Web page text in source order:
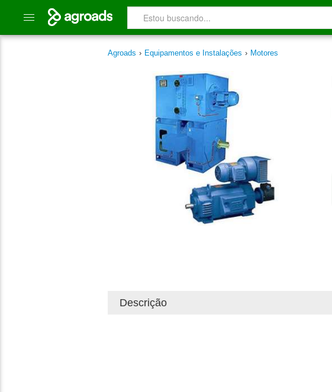
Agroads › Equipamentos e Instalações › Motores
Descrição